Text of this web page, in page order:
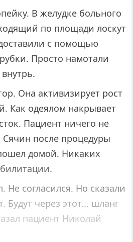
В желудке больного
по площади лоскут
с помощью
Просто намотали
Она активизирует рост
Как одеялом накрывает
Пациент ничего не
Сячин после процедуры
домой. Никаких
Не согласился. Но сказали
Будут через этот... шланг
пациент Николай